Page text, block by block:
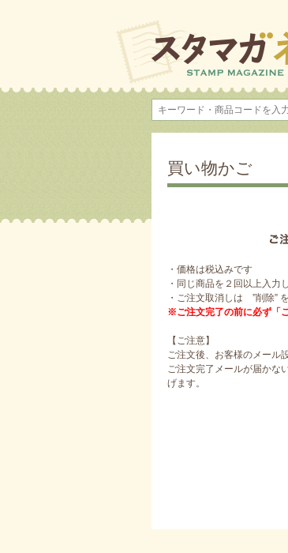
買い物かご
・価格は税込みです
・同じ商品を２回以上入力
・ご注文取消しは ”削除”
※ご注文完了の前に必ず「
【ご注意】
ご注文後、お客様のメール
ご注文完了メールが届かな
げます。